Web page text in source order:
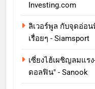
Investing.com
ลิเวอร์พูล กับจุดอ่อ
เรื่อยๆ - Siamsport
เซี่ยงไฮ้เผชิญลมแ
ดอลฟิน" - Sanook